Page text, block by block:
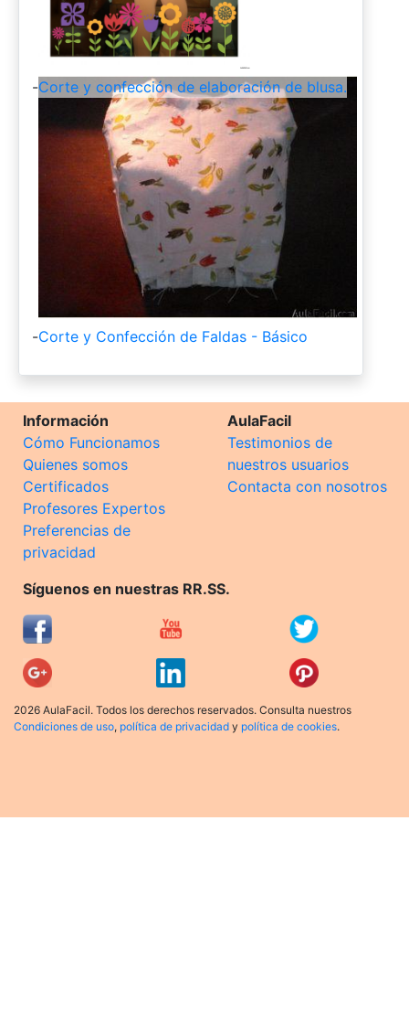
-Corte y confección de elaboración de blusa.
-Corte y Confección de Faldas - Básico
Información
Cómo Funcionamos
Quienes somos
Certificados
Profesores Expertos
Preferencias de
privacidad
AulaFacil
Testimonios de
nuestros usuarios
Contacta con nosotros
Síguenos en nuestras RR.SS.
2026 AulaFacil. Todos los derechos reservados. Consulta nuestros
Condiciones de uso, política de privacidad y política de cookies.